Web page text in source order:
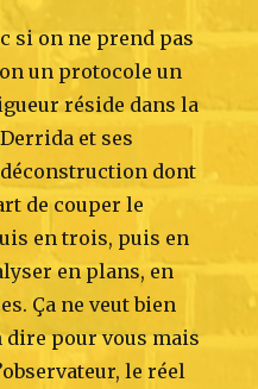
si on ne prend pas
un protocole un
réside dans la
et ses
dont
de couper le
en trois, puis en
en plans, en
Ça ne veut bien
pour vous mais
le réel